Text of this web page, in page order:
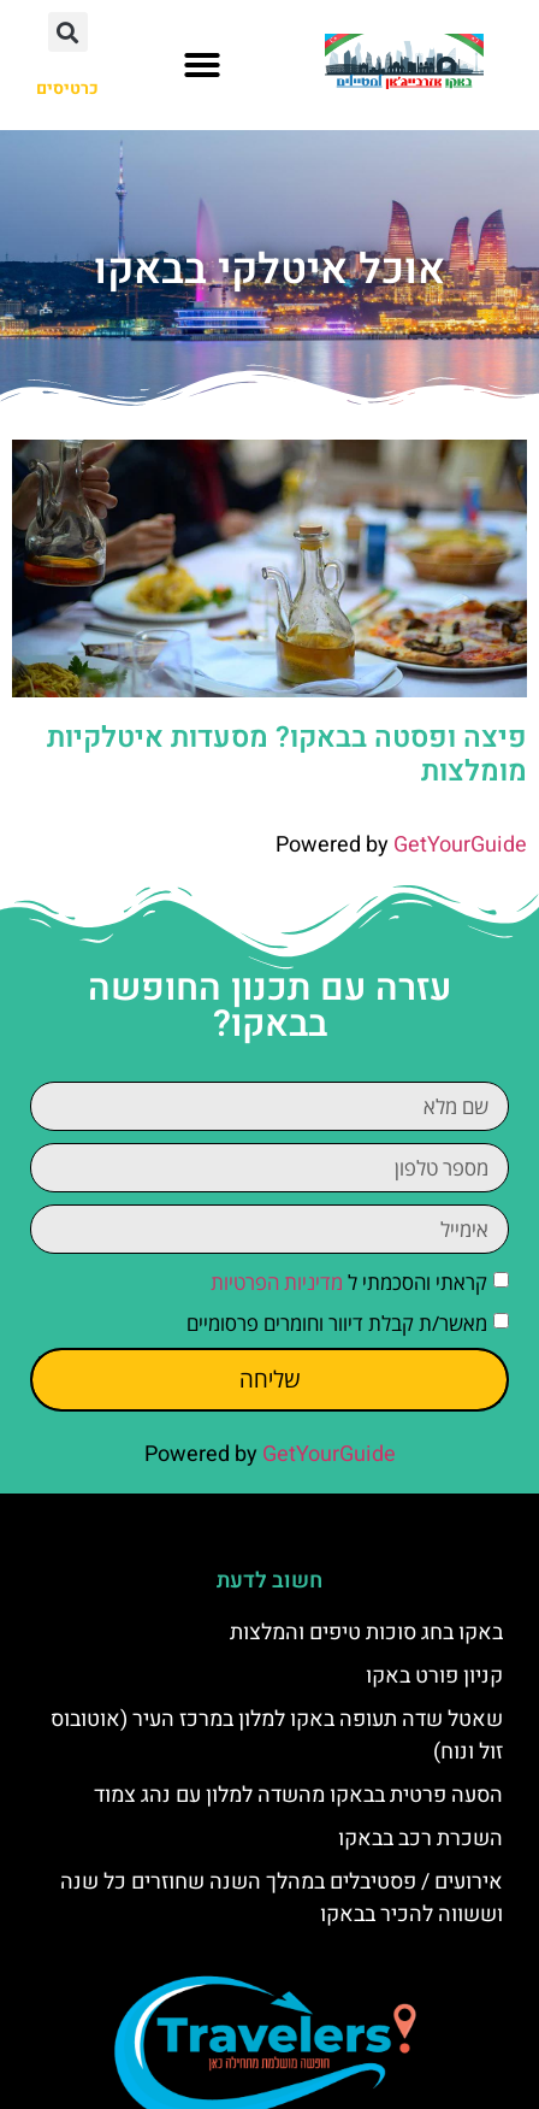
כרטיסים
אוכל איטלקי בבאקו
פיצה ופסטה בבאקו? מסעדות איטלקיות
מומלצות
Powered byGetYourGuide
עזרה עם תכנון החופשה
בבאקו?
קראתי והסכמתי ל מדיניות הפרטיות
מאשר/ת קבלת דיוור וחומרים פרסומיים
שליחה
Powered by GetYourGuide
חשוב לדעת
באקו בחג סוכות טיפים והמלצות
קניון פורט באקו
שאטל שדה תעופה באקו למלון במרכז העיר (אוטובוס
זול ונוח)
הסעה פרטית בבאקו מהשדה למלון עם נהג צמוד
השכרת רכב בבאקו
אירועים / פסטיבלים במהלך השנה שחוזרים כל שנה
וששווה להכיר בבאקו